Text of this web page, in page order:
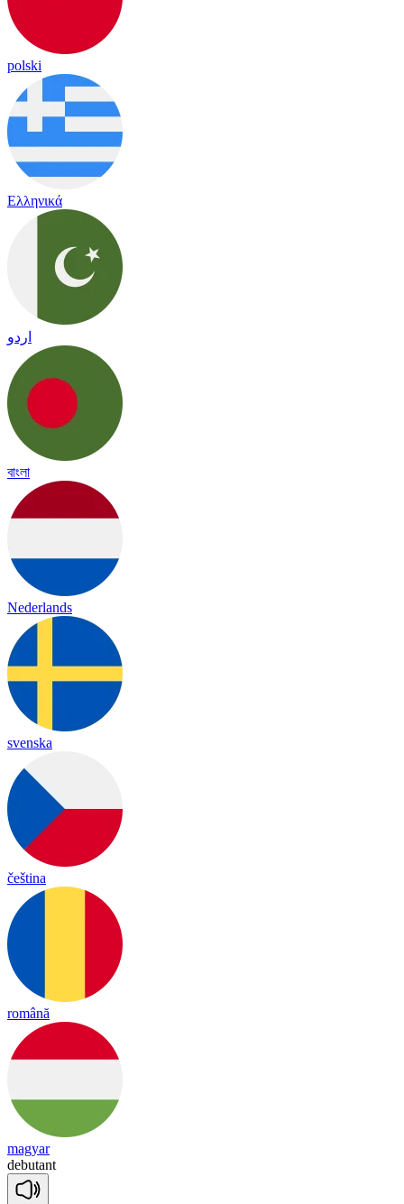
polski
Ελληνικά
اردو
বাংলা
Nederlands
svenska
čeština
română
magyar
debutant